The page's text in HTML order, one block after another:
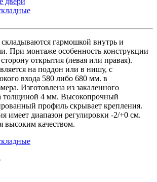
гармошкой внутрь и
При монтаже особенность конструкции
открытия (левая или правая).
на поддон или в нишу, с
входа 580 либо 680 мм. в
Изготовлена из закаленного
толщиной 4 мм. Высокопрочный
профиль скрывает крепления.
имеет диапазон регулировки -2/+0 см.
высоким качеством.